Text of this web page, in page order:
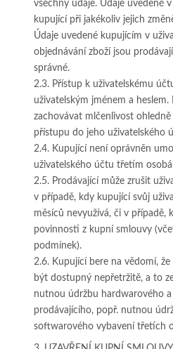
všechny údaje. Údaje uvedené
kupující při jakékoliv jejich
Údaje uvedené kupujícím v
objednávání zboží jsou
správné.
2.3. Přístup k uživatelskému
uživatelským jménem a
zachovávat mlčenlivost
přístupu do jeho uživatelského
2.4. Kupující není oprávněn
uživatelského účtu třetím
2.5. Prodávající může zrušit
v případě, kdy kupující svůj
měsíců nevyužívá, či v případě,
povinnosti z kupní smlouvy
podmínek).
2.6. Kupující bere na vědomí,
být dostupný nepřetržitě, a to
nutnou údržbu hardwarového
prodávajícího, popř. nutnou
softwarového vybavení třetích